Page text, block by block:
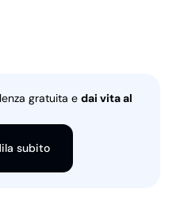
gratuita e dai vita al
subito